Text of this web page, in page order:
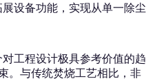
设备功能，实现从单一除尘
工程设计极具参考价值的趋
。与传统焚烧工艺相比，非